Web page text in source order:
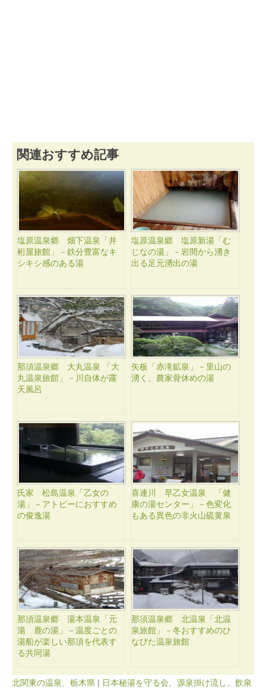
関連おすすめ記事
塩原温泉郷 畑下温泉「井
桁屋旅館」－鉄分豊富なキ
シキシ感のある湯
塩原温泉郷 塩原新湯「む
じなの湯」－岩間から湧き
出る足元湧出の湯
那須温泉郷 大丸温泉 「大
丸温泉旅館」－川自体が露
天風呂
矢板「赤滝鉱泉」－里山の
湧く、農家骨休めの湯
氏家 松島温泉「乙女の
湯」－アトピーにおすすめ
の俊逸湯
喜連川 早乙女温泉 「健
康の湯センター」－色変化
もある異色の非火山硫黄泉
那須温泉郷 湯本温泉「元
湯 鹿の湯」－温度ごとの
湯船が楽しい那須を代表す
る共同湯
那須温泉郷 北温泉「北温
泉旅館」－冬おすすめのひ
なびた温泉旅館
北関東の温泉 栃木県 | 日本秘湯を守る会 源泉掛け流し 飲泉